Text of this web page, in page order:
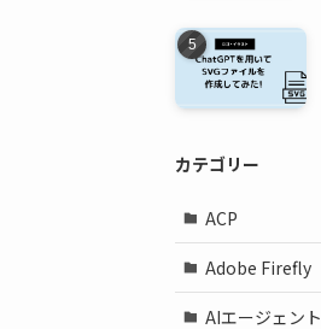
カテゴリー
ACP
Adobe Firefly
AIエージェント